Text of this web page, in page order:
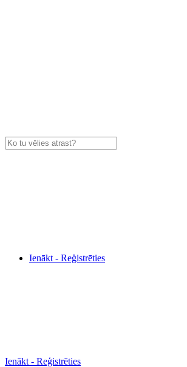
Ienākt - Reģistrēties
Ienākt - Reģistrēties